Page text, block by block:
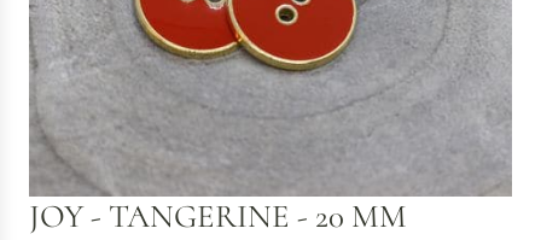
JOY - TANGERINE - 20 MM